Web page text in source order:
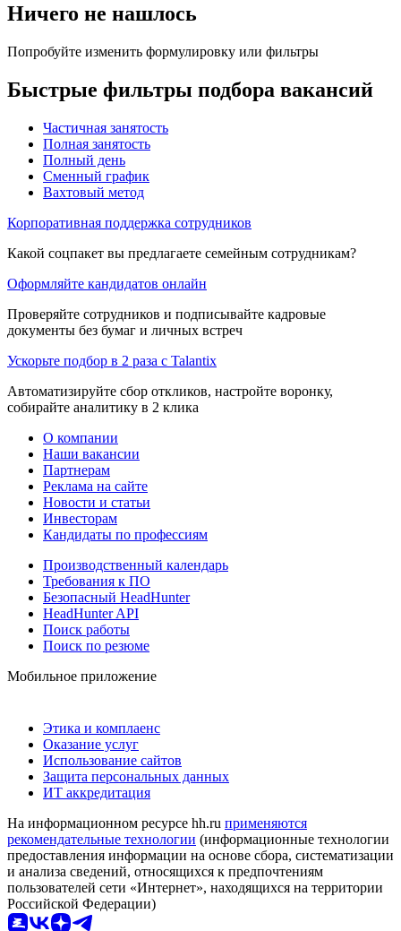
Ничего не нашлось
Попробуйте изменить формулировку или фильтры
Быстрые фильтры подбора вакансий
Частичная занятость
Полная занятость
Полный день
Сменный график
Вахтовый метод
Корпоративная поддержка сотрудников
Какой соцпакет вы предлагаете семейным сотрудникам?
Оформляйте кандидатов онлайн
Проверяйте сотрудников и подписывайте кадровые
документы без бумаг и личных встреч
Ускорьте подбор в 2 раза с Talantix
Автоматизируйте сбор откликов, настройте воронку,
собирайте аналитику в 2 клика
О компании
Наши вакансии
Партнерам
Реклама на сайте
Новости и статьи
Инвесторам
Кандидаты по профессиям
Производственный календарь
Требования к ПО
Безопасный HeadHunter
HeadHunter API
Поиск работы
Поиск по резюме
Мобильное приложение
Этика и комплаенс
Оказание услуг
Использование сайтов
Защита персональных данных
ИТ аккредитация
На информационном ресурсе hh.ru применяются
рекомендательные технологии (информационные технологии
предоставления информации на основе сбора, систематизации
и анализа сведений, относящихся к предпочтениям
пользователей сети «Интернет», находящихся на территории
Российской Федерации)